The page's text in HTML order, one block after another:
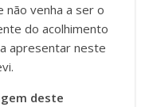
não venha a ser o
do acolhimento
apresentar neste
deste